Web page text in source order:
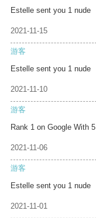
Estelle sent you 1 nude
2021-11-15
游客
Estelle sent you 1 nude
2021-11-10
游客
Rank 1 on Google With 5
2021-11-06
游客
Estelle sent you 1 nude
2021-11-01